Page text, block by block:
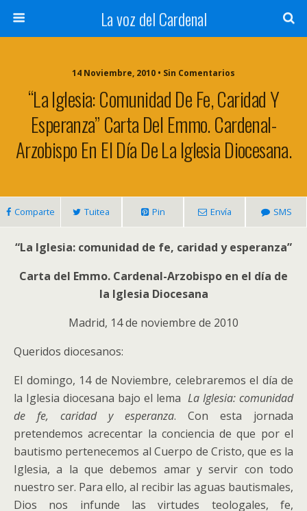
La voz del Cardenal
14 Noviembre, 2010 • Sin Comentarios
“La Iglesia: Comunidad De Fe, Caridad Y
Esperanza” Carta Del Emmo. Cardenal-
Arzobispo En El Día De La Iglesia Diocesana.
Comparte Tuitea Pin Envía SMS
“La Iglesia: comunidad de fe, caridad y esperanza”
Carta del Emmo. Cardenal-Arzobispo en el día de
la Iglesia Diocesana
Madrid, 14 de noviembre de 2010
Queridos diocesanos:
El domingo, 14 de Noviembre, celebraremos el día de
la Iglesia diocesana bajo el lema La Iglesia: comunidad
de fe, caridad y esperanza. Con esta jornada
pretendemos acrecentar la conciencia de que por el
bautismo pertenecemos al Cuerpo de Cristo, que es la
Iglesia, a la que debemos amar y servir con todo
nuestro ser. Para ello, al recibir las aguas bautismales,
Dios nos infunde las virtudes teologales, fe,